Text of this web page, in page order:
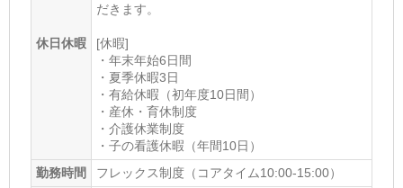
休日休暇
だきます。
[休暇]
・年末年始6日間
・夏季休暇3日
・有給休暇（初年度10日間）
・産休・育休制度
・介護休業制度
・子の看護休暇（年間10日）
勤務時間
フレックス制度（コアタイム10:00-15:00）